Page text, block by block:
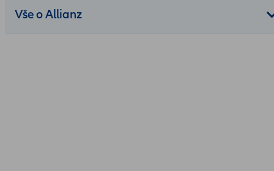
Vše o Allianz